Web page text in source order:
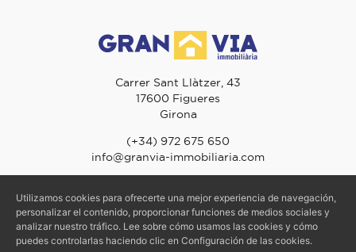
Carrer Sant Llàtzer, 43
17600 Figueres
Girona
(+34) 972 675 650
info@granvia-immobiliaria.com
© 2026 Gran Via Immobiliària - TODOS LOS DERECHOS RESERVADOS
Aviso Legal-Política de Privacidad-Política de Cookies
Utilizamos cookies para ofrecerte una mejor experiencia de navegación,
personalizar el contenido, proporcionar funciones de medios sociales y
analizar nuestro tráfico. Lee sobre cómo usamos las cookies y cómo
puedes controlarlas haciendo clic en Configuración de las cookies.